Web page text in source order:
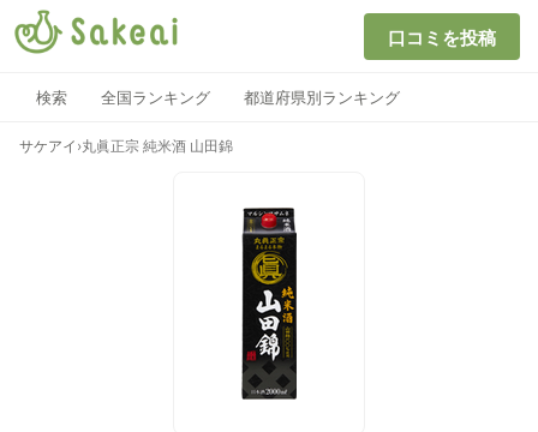
口コミを投稿
検索 全国ランキング 都道府県別ランキング
サケアイ ›丸眞正宗 純米酒 山田錦